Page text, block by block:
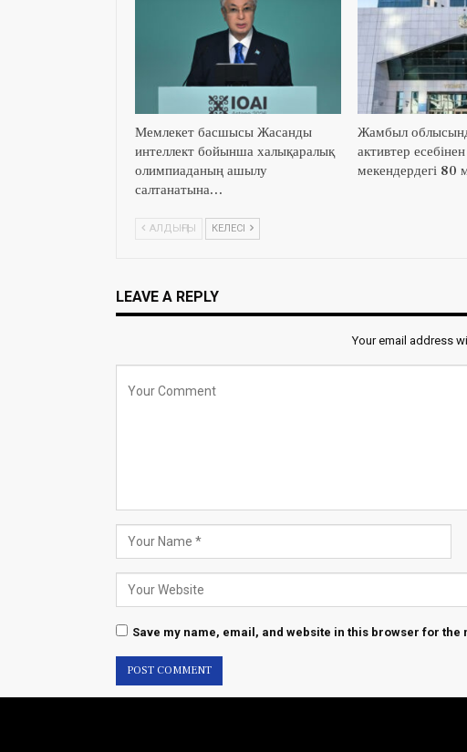
Мемлекет басшысы Жасанды
интеллект бойынша халықаралық
олимпиаданың ашылу
салтанатына…
Жамбыл
активтер есебінен
мекендердегі
АЛДЫҢҒЫ КЕЛЕСІ
LEAVE A REPLY
Your email address
Save my name, email, and website in this browser for the